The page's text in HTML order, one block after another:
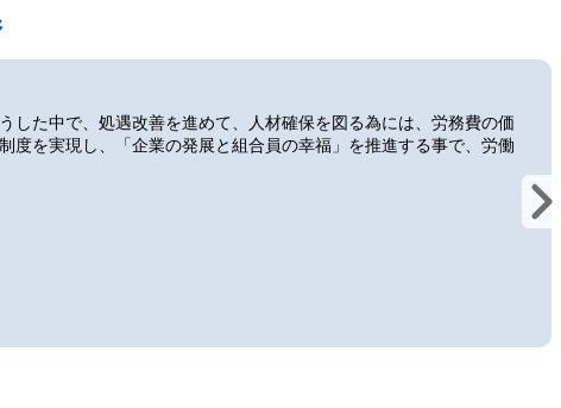
た中で、処遇改善を進めて、人材確保を図る為には、労務費の価
を実現し、「企業の発展と組合員の幸福」を推進する事で、労働